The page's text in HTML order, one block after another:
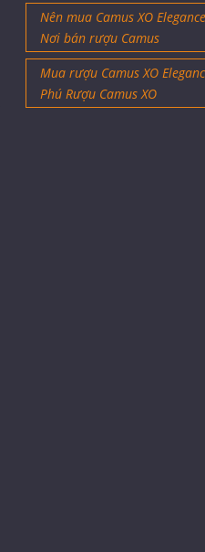
Nên mua Camus XO
Nơi bán rượu Camus
Mua rượu Camus XO
Phú Rượu Camus XO